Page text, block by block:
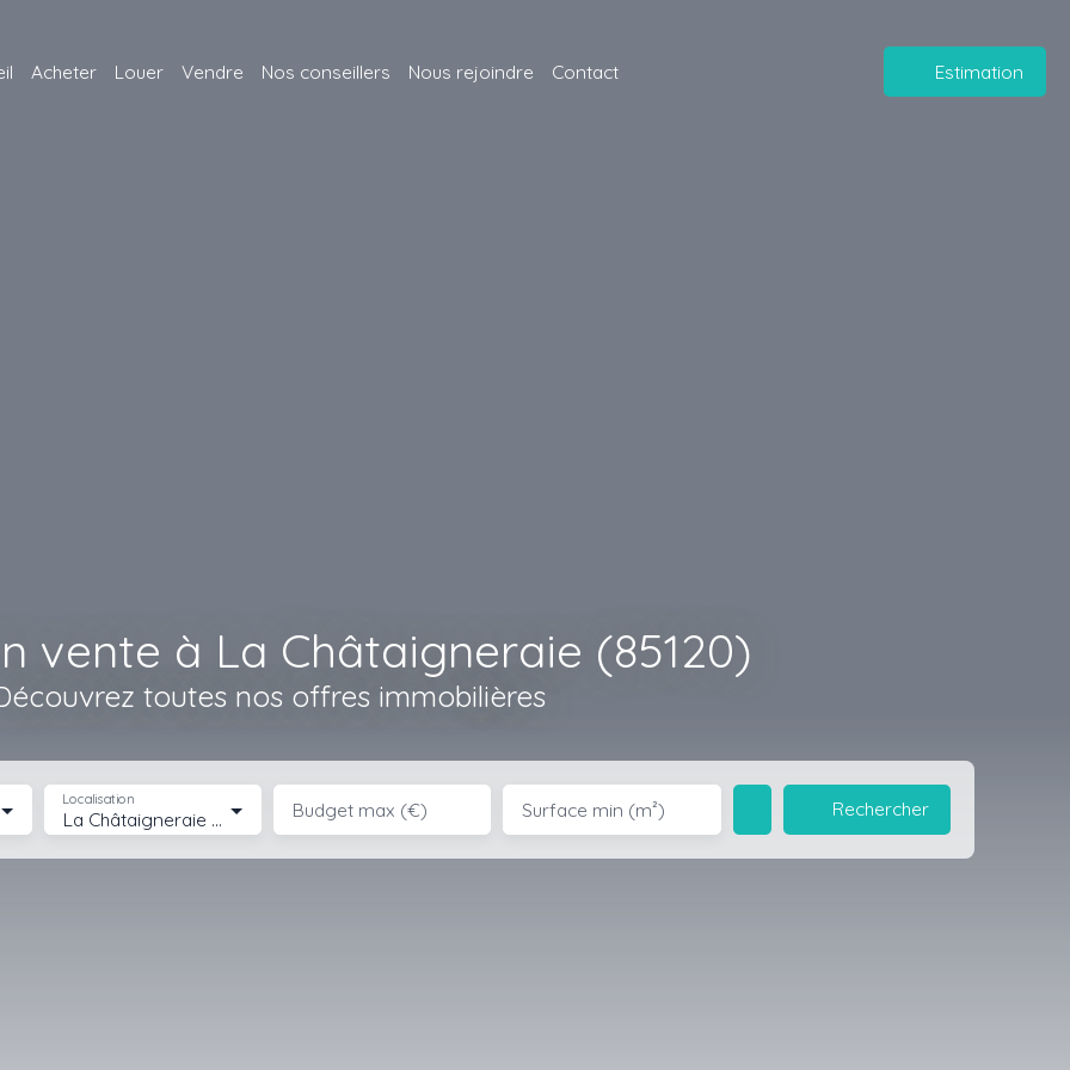
Acheter Louer Vendre Nos conseillers Nous rejoindre Contact Estimation
vente à La Châtaigneraie (85120)
toutes nos offres immobilières
La Châtaigneraie (85120)
Localisation Budget max (€) Surface min (m²) Rechercher